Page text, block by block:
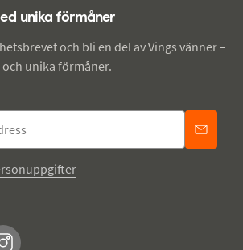
unika förmåner
och bli en del av Vings vänner –
unika förmåner.